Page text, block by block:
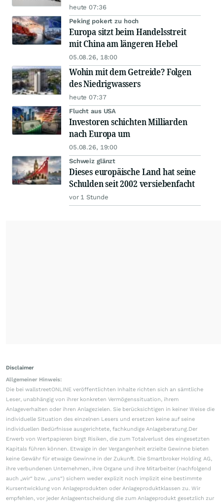
heute 07:36
Peking pokert zu hoch
Europa sitzt beim Handelsstreit
mit China am längeren Hebel
05.08.26, 18:00
Wohin mit dem Getreide? Folgen
des Niedrigwassers
heute 07:37
Flucht aus USA
Investoren schichten Milliarden
nach Europa um
05.08.26, 19:00
Schweiz glänzt
Dieses europäische Land hat seine
Schulden seit 2002 versiebenfacht
vor 1 Stunde
Disclaimer
Allgemeiner Hinweis:
Die bei wallstreetONLINE veröffentlichten Inhalte richten sich an sämtliche
Leser, unabhängig von ihrer konkreten Vermögenssituation, ihrem
Anlageverhalten oder ihren Anlagezielen. Sie berücksichtigen in keiner Weise die
individuelle Situation des einzelnen Lesers und ersetzen keine auf seine
individuellen Bedürfnisse ausgerichtete, fachkundige Anlageberatung.Der
Erwerb von Wertpapieren birgt Risiken, die zum Totalverlust des eingesetzten
Kapitals führen können. Etwaige in der Vergangenheit erzielte Gewinne bieten
keine Gewähr für etwaige Gewinne in der Zukunft. Die Smartbroker Holding AG,
ihre verbundenen Unternehmen, ihre Organe und ihre Mitarbeiter (nachfolgend
auch „wir“ bzw. „uns“) sichern weder explizit noch implizit eine bestimmte
Kursentwicklung von Anlageprodukten oder Anlageproduktklassen zu. Wir
empfehlen, vor jeder Anlageentscheidung die zum Anlageprodukt gesetzlich zur